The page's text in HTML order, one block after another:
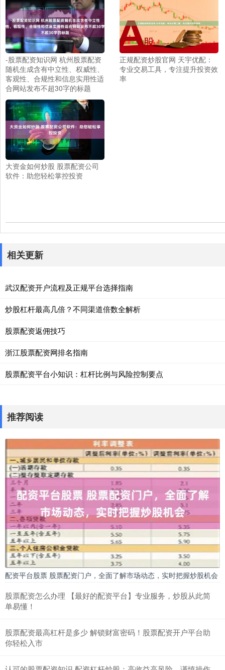
-股票配资知识网 杭州股票配资
随机生成含有中立性、权威性、
客观性、合规性和信息实用性适
合网站发布不超30字的标题
正规配资炒股官网 天宇优配：
专业交易工具，专注提升投资效
率
大资金如何炒股 股票配资公司
软件：助您轻松掌控投资
相关更新
武汉配资开户流程及正规平台选择指南
炒股杠杆最高几倍？不同渠道倍数全解析
股票配资返佣技巧
浙江股票配资网排名指南
股票配资平台小知识：杠杆比例与风险控制要点
推荐阅读
配资平台股票 股票配资门户，全面了解市场动态，实时把握炒股机会
股票配资怎么办理 【最好的配资平台】专业服务，炒股从此简
单易懂！
股票配资最高杠杆是多少 解锁财富密码！股票配资开户平台助
你轻松入市